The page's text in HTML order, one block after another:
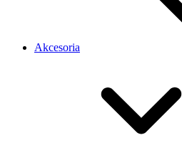
Akcesoria